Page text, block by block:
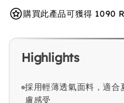
購買此產品可獲得 1090
Highlights
採用輕薄透氣面料，適合
膚感受